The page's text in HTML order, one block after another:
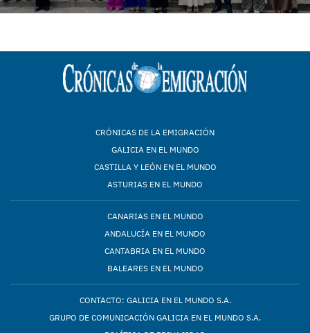
CRÓNICAS DE LA EMIGRACIÓN
GALICIA EN EL MUNDO
CASTILLA Y LEÓN EN EL MUNDO
ASTURIAS EN EL MUNDO
CANARIAS EN EL MUNDO
ANDALUCÍA EN EL MUNDO
CANTABRIA EN EL MUNDO
BALEARES EN EL MUNDO
CONTACTO: GALICIA EN EL MUNDO S.A.
GRUPO DE COMUNICACIÓN GALICIA EN EL MUNDO S.A.